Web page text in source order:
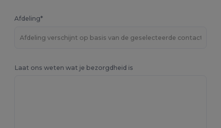
Afdeling*
Laat ons weten wat je bezorgdheid is